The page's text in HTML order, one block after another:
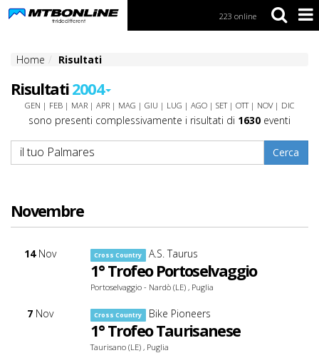
223 online
Home Risultati
Risultati2004
GEN | FEB | MAR | APR | MAG | GIU | LUG | AGO | SET| OTT| NOV| DIC
sono presenti complessivamente i risultati di 1630 eventi
Novembre
14Nov Cross Country A.S. Taurus
1° Trofeo Portoselvaggio
Portoselvaggio - Nardò (LE) , Puglia
7Nov Cross Country Bike Pioneers
1° Trofeo Taurisanese
Taurisano (LE) , Puglia